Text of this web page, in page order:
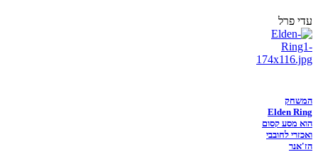
עדי פרל
המשחק
Elden Ring
הוא מסע קסום
ואכזרי לחובבי
הז'אנר